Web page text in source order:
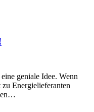
geniale Idee. Wenn
Energielieferanten